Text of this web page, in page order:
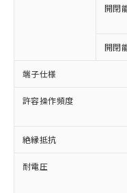
開閉
開閉
端子仕様
許容操作頻度
絶縁抵抗
耐電圧
本サー
商品の当
(税抜)を
当社制
本サー
ことをご
在庫状
記載し
タに基
準価格
調査・確認中
非含有の対応
非該当品：ラ
害物質有無と
仕入先様の事
いたものが、
むを得ず変更
*EU RoHS指令（10
鉛(Pb) 1000ppm以
六価クロム(Cr(Ⅵ))
類(PBB) 1000ppm
(PBDE) 1000ppm
「○」：最大
基準値以下で
「×」：最大均
基準値を超え
「－」：未確
Cr(Ⅵ)(六価クロム)
ニル類) : 1000ppm
当社は
為替お
（以下｢
または
国政府
可)を取